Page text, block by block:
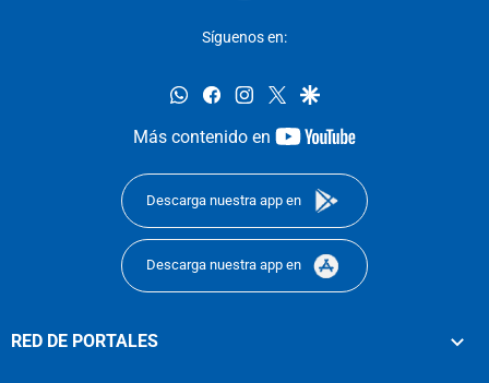
Síguenos en:
whatsappfacebookinstagram
twittergoogle
Más contenido en
youtube-
Descarga nuestra app en
Descarga nuestra app en
RED DE PORTALES